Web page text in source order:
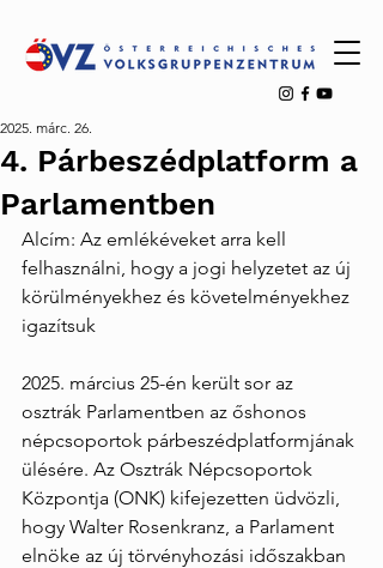
4. Párbeszédplatform a
Parlamentben
2025. márc. 26.
Alcím: Az emlékéveket arra kell
felhasználni, hogy a jogi helyzetet az új
körülményekhez és követelményekhez
igazítsuk
2025. március 25-én került sor az
osztrák Parlamentben az őshonos
népcsoportok párbeszédplatformjának
ülésére. Az Osztrák Népcsoportok
Központja (ONK) kifejezetten üdvözli,
hogy Walter Rosenkranz, a Parlament
elnöke az új törvényhozási időszakban